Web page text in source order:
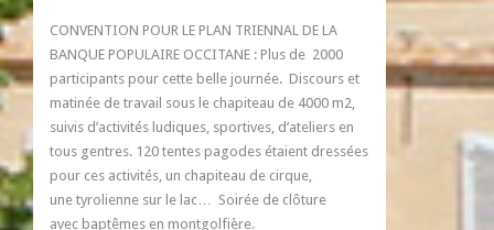
CONVENTION POUR LE PLAN TRIENNAL DE LA
BANQUE POPULAIRE OCCITANE : Plus de 2000
participants pour cette belle journée. Discours et
matinée de travail sous le chapiteau de 4000 m2,
suivis d’activités ludiques, sportives, d’ateliers en
tous gentres. 120 tentes pagodes étaient dressées
pour ces activités, un chapiteau de cirque,
une tyrolienne sur le lac… Soirée de clôture
avec baptêmes en montgolfière.